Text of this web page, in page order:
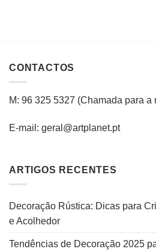
CONTACTOS
M: 96 325 5327 (Chamada para a
E-mail: geral@artplanet.pt
ARTIGOS RECENTES
Decoração Rústica: Dicas para
e Acolhedor
Tendências de Decoração 2025